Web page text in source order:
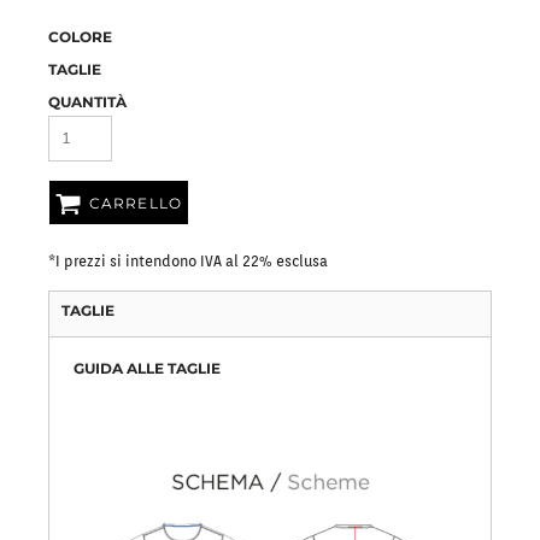
COLORE
TAGLIE
QUANTITÀ
CARRELLO
*I prezzi si intendono IVA al 22% esclusa
TAGLIE
GUIDA ALLE TAGLIE